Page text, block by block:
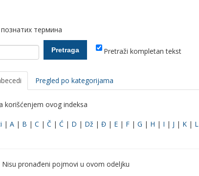
термина
Pretraži kompletan tekst
Pregled po kategorijama
korišćenjem ovog indeksa
|A | B |C |Č |Ć | D | Dž |Đ | E | F |G | H | I | J | K | L
Nisu pronađeni pojmovi u ovom odeljku